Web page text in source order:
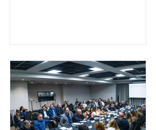
negociações das empregadas e dos
empregados exigiram que a Caixa refaça
os cálculos e apresente uma nova
proposta. O entendimento é que a
proposta